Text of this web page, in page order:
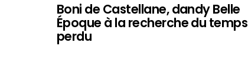
Boni de Castellane, dandy Belle
Époque à la recherche du temps
perdu